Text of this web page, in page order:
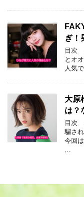
ぎ！
目次
とオ
人気
大原
は？
目次
騙さ
今回
…